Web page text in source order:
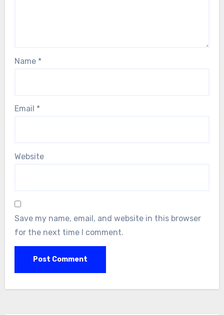
Name *
Email *
Website
Save my name, email, and website in this browser
for the next time I comment.